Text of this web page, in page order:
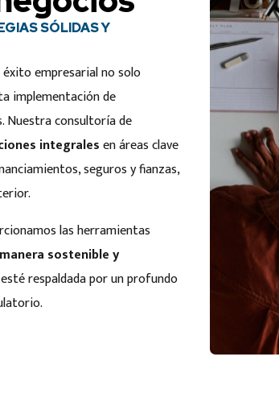
SÓLIDAS Y
empresarial no solo
implementación de
Nuestra consultoría de
integralesen áreas clave
seguros y fianzas,
las herramientas
sostenible y
respaldada por un profundo